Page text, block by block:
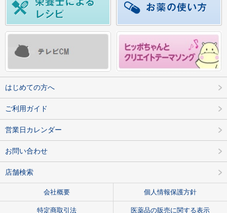
はじめての方へ
ご利用ガイド
営業日カレンダー
お問い合わせ
店舗検索
会社概要 個人情報保護方針
特定商取引法 医薬品の販売に関する表示